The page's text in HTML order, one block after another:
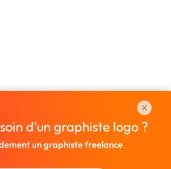
d'un graphiste logo ?
un graphiste freelance